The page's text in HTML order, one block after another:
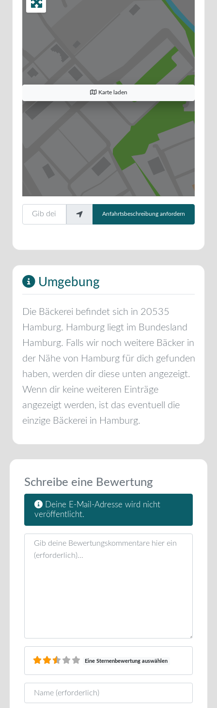
Karte laden
Gib deinen Standort ein.
Anfahrtsbeschreibung anfordern
Umgebung
Die Bäckerei befindet sich in 20535
Hamburg. Hamburg liegt im Bundesland
Hamburg. Falls wir noch weitere Bäcker in
der Nähe von Hamburg für dich gefunden
haben, werden dir diese unten angezeigt.
Wenn dir keine weiteren Einträge
angezeigt werden, ist das eventuell die
einzige Bäckerei in Hamburg.
Schreibe eine Bewertung
Deine E-Mail-Adresse wird nicht
veröffentlicht.
Rezensionstext
Eine Sternenbewertung auswählen
Name